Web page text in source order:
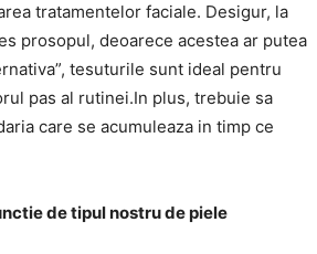
tratamentelor faciale. Desigur, la
prosopul, deoarece acestea ar putea
tesuturile sunt ideal pentru
pas al rutinei.In plus, trebuie sa
care se acumuleaza in timp ce
de tipul nostru de piele